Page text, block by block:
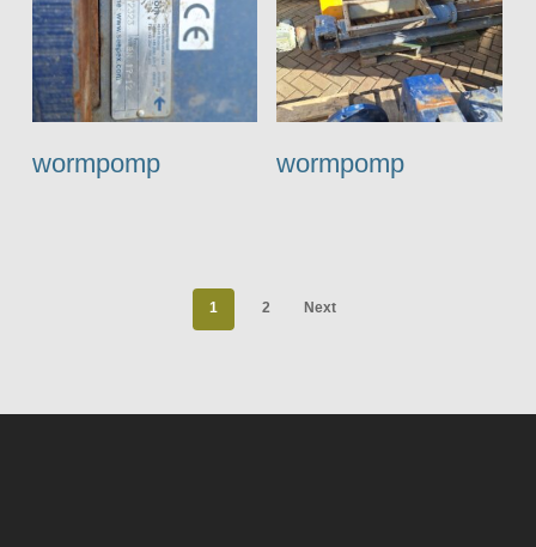
wormpomp wormpomp
1 2 Next